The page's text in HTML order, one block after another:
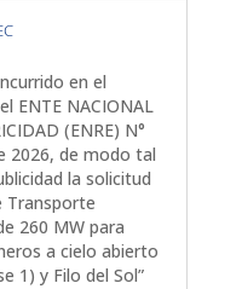
en el
ENTE NACIONAL
(ENRE) N°
2026, de modo tal
la solicitud
Transporte
260 MW para
a cielo abierto
1) y Filo del Sol”